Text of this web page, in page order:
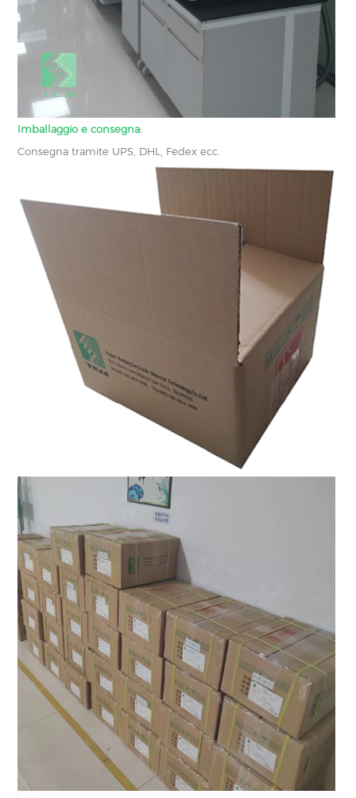
Imballaggio e consegna:
Consegna tramite UPS, DHL, Fedex ecc.